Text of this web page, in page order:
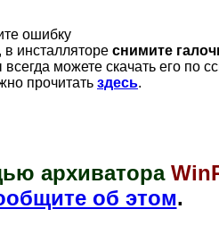
ошибку
, в инсталляторе снимите
можете скачать его по
прочитать здесь.
архиватора
об этом.